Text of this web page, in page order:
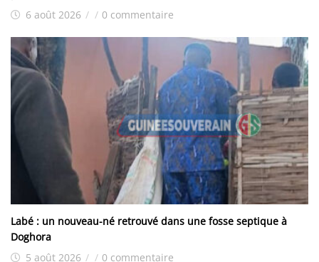
6 août 2026 / / 0 commentaire
Labé : un nouveau-né retrouvé dans une fosse septique à
Doghora
5 août 2026 / / 0 commentaire